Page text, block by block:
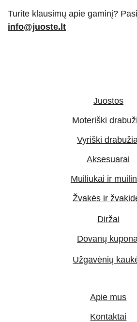
Turite klausimų apie gaminį?
info@juoste.lt
Apie mus
Moteriški
Vyriški
Aksesuarai
Muiliukai ir
Kontaktai
Žvakės ir
Dovanų
Juostos
Diržai
Užgavėnių